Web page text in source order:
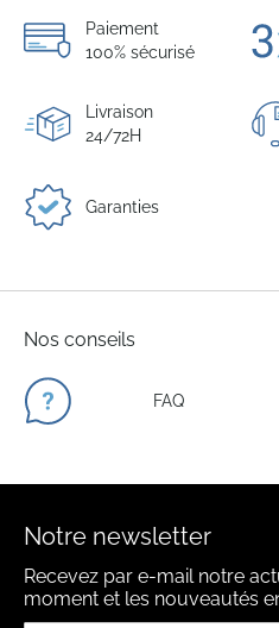
Paiement
100% sécurisé
Livraison
24/72H
Garanties
Nos conseils
FAQ
Notre newsletter
Recevez par e-mail notre
moment et les nouveautés